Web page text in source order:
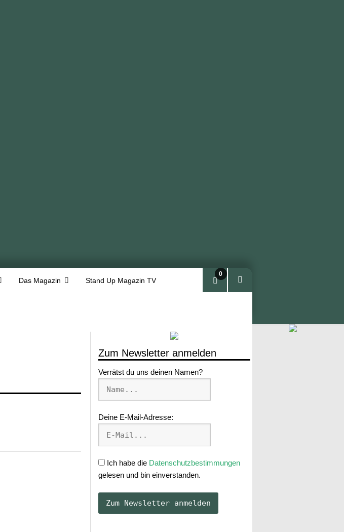
Das Magazin Stand Up Magazin TV
0
Zum Newsletter anmelden
Verrätst du uns deinen Namen?
Deine E-Mail-Adresse:
Ich habe die Datenschutzbestimmungen
gelesen und bin einverstanden.